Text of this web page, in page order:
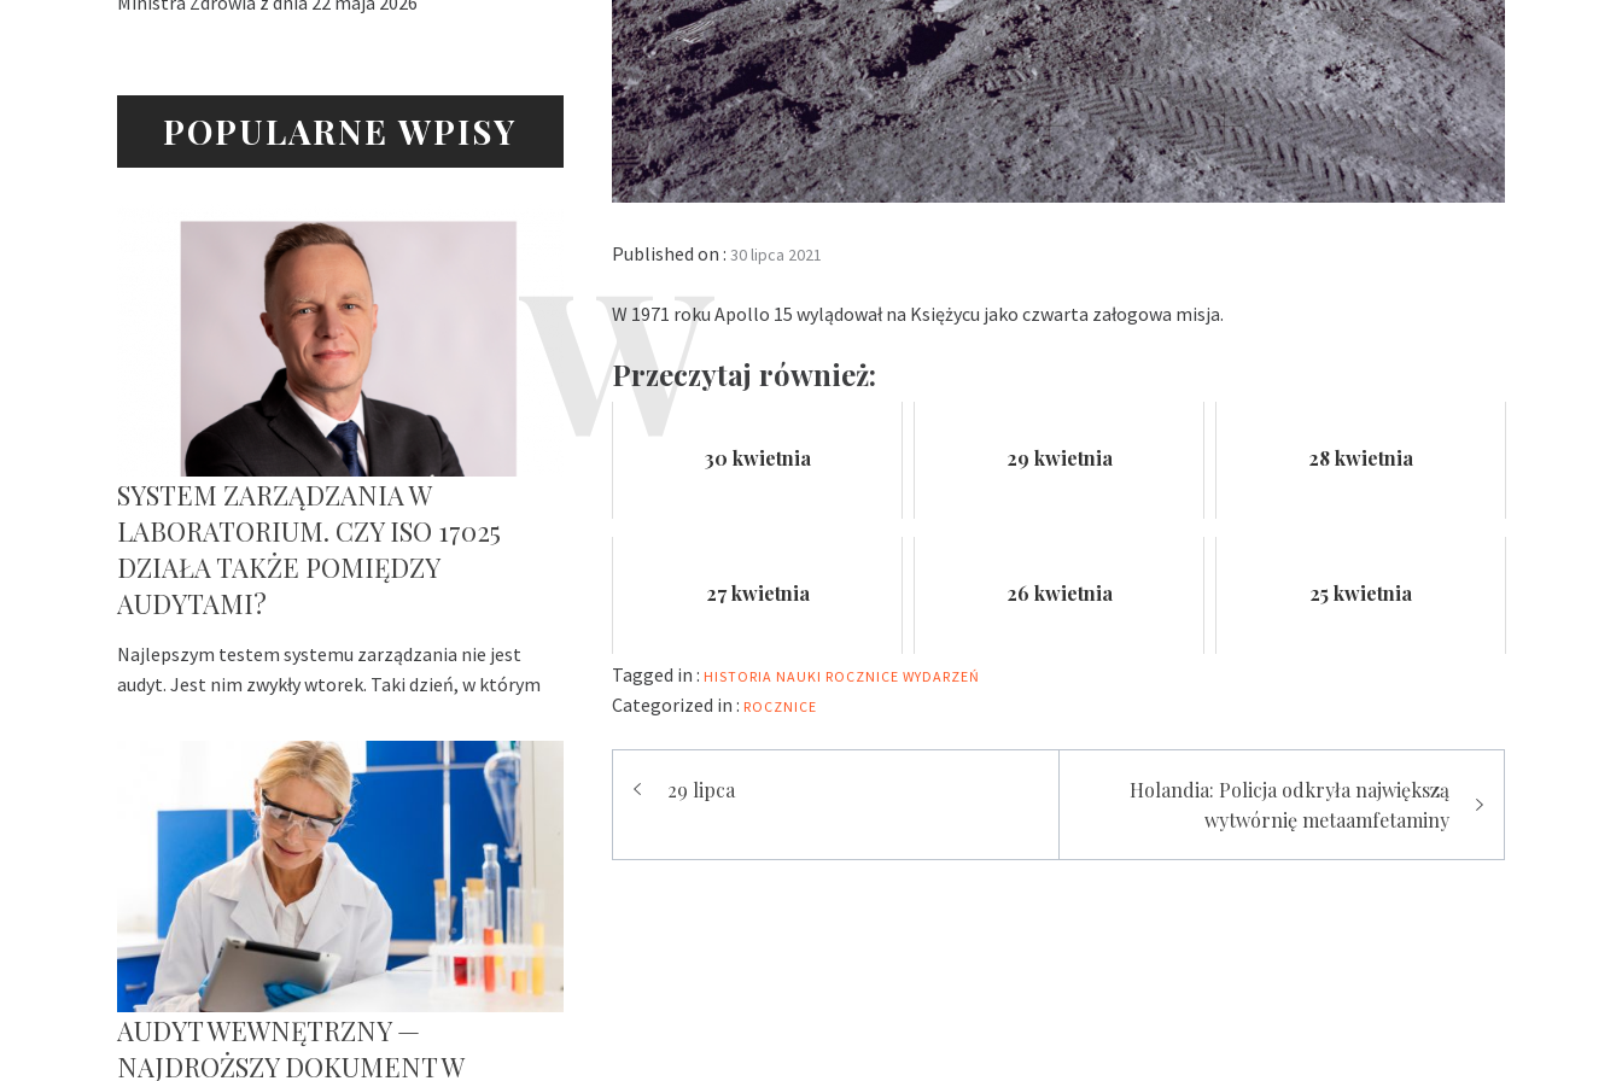
Published on :30 lipca 2021
W 1971 roku Apollo 15 wylądował na Księżycu jako czwarta załogowa misja.
Przeczytaj również:
30 kwietnia 29 kwietnia 28 kwietnia
27 kwietnia 26 kwietnia 25 kwietnia
Tagged in : HISTORIA NAUKI ROCZNICE WYDARZEŃ
Categorized in : ROCZNICE
Nawigacja
wpisu
29 lipca
Holandia: Policja odkryła największą
wytwórnię metaamfetaminy
POPULARNE WPISY
SYSTEM ZARZĄDZANIA W
LABORATORIUM. CZY ISO 17025
DZIAŁA TAKŻE POMIĘDZY
AUDYTAMI?
Najlepszym testem systemu zarządzania nie jest
audyt. Jest nim zwykły wtorek. Taki dzień, w którym
AUDYT WEWNĘTRZNY —
NAJDROŻSZY DOKUMENT W